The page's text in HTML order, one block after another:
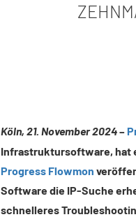
Köln, 21. November 2024–
Infrastruktursoftware, hat
Progress Flowmon
Software die IP-Suche
schnelleres